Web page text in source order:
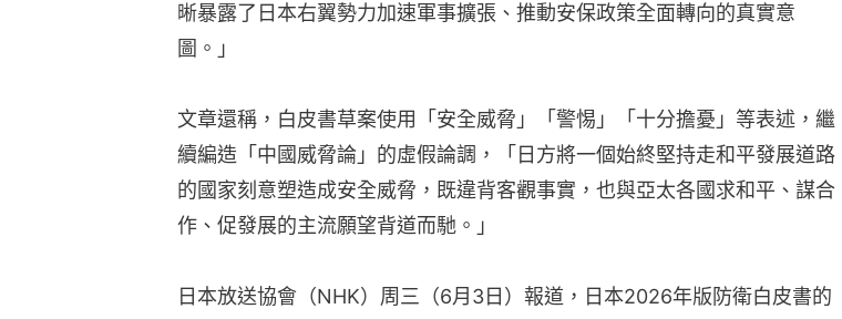
晰暴露了日本右翼勢力加速軍事擴張、推動安保政策全面轉向的真實意
圖。」
文章還稱，白皮書草案使用「安全威脅」「警惕」「十分擔憂」等表述，繼
續編造「中國威脅論」的虛假論調，「日方將一個始終堅持走和平發展道路
的國家刻意塑造成安全威脅，既違背客觀事實，也與亞太各國求和平、謀合
作、促發展的主流願望背道而馳。」
日本放送協會（NHK）周三（6月3日）報道，日本2026年版防衛白皮書的